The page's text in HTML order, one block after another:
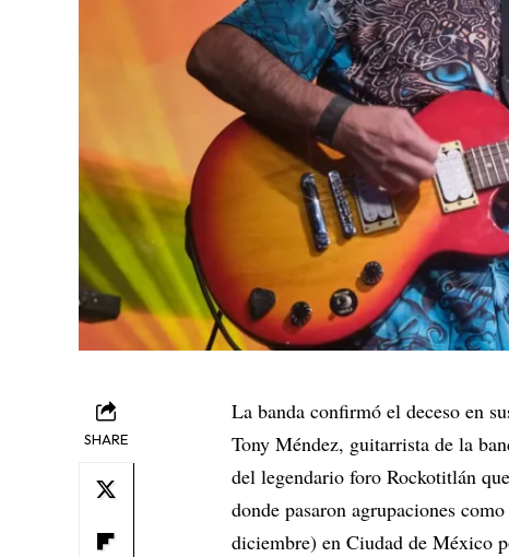
SHARE
La banda confirmó el deceso en
Tony Méndez, guitarrista de la
del legendario foro Rockotitlán
donde pasaron agrupaciones
diciembre) en Ciudad de México